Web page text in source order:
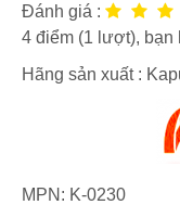
Đánh giá :
4 điểm (1 lượt), bạn
Hãng sản xuất :
MPN: K-0230